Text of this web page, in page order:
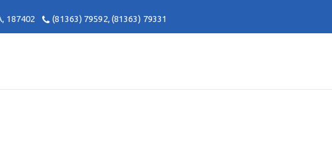
, 187402 (81363) 79592,(81363) 79331